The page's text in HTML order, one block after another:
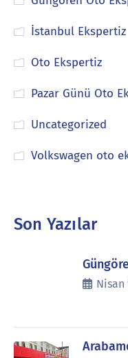
İstanbul Ekspertiz
Oto Ekspertiz
Pazar Günü Oto
Uncategorized
Volkswagen oto
Son Yazılar
Nisan